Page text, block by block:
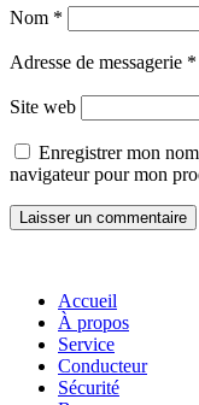
Nom *
Adresse de messagerie *
Site web
Enregistrer mon
navigateur pour mon
Accueil
À propos
Service
Conducteur
Sécurité